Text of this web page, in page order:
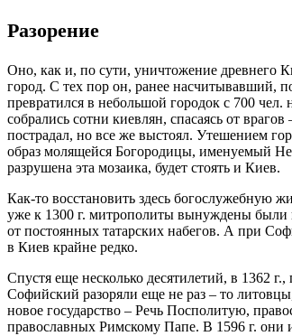
Разорение
Оно, как и, по сути, уничтожение древнего
город. С тех пор он, ранее насчитывавший,
превратился в небольшой городок с 700 чел.
собрались сотни киевлян, спасаясь от
пострадал, но все же выстоял. Утешением
образ молящейся Богородицы, именуемый
разрушена эта мозаика, будет стоять и Киев.
Как-то восстановить здесь богослужебную
уже к 1300 г. митрополиты вынуждены были
от постоянных татарских набегов. А при
в Киев крайне редко.
Спустя еще несколько десятилетий, в 1362
Софийский разоряли еще не раз – то
новое государство – Речь Посполитую,
православных Римскому Папе. В 1596 г. они